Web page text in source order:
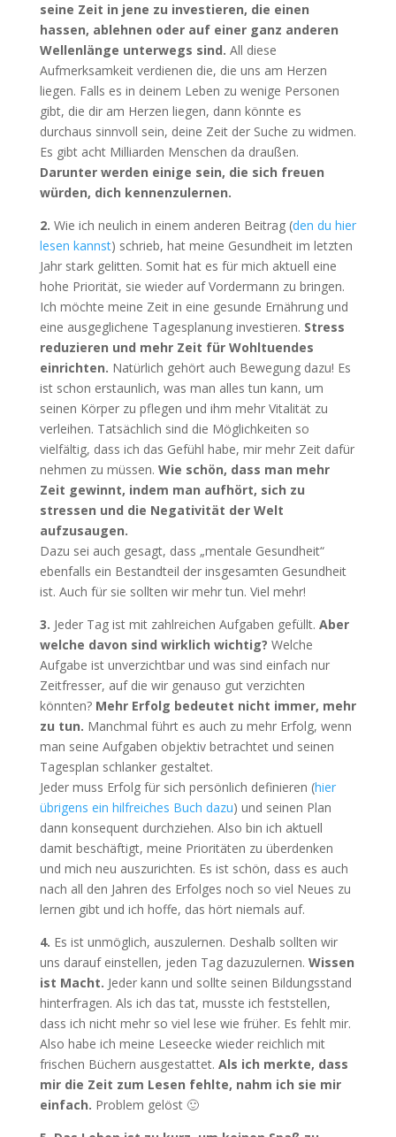
seine Zeit in jene zu investieren, die einen
hassen, ablehnen oder auf einer ganz anderen
Wellenlänge unterwegs sind. All diese
Aufmerksamkeit verdienen die, die uns am Herzen
liegen. Falls es in deinem Leben zu wenige Personen
gibt, die dir am Herzen liegen, dann könnte es
durchaus sinnvoll sein, deine Zeit der Suche zu widmen.
Es gibt acht Milliarden Menschen da draußen.
Darunter werden einige sein, die sich freuen
würden, dich kennenzulernen.
2. Wie ich neulich in einem anderen Beitrag (den du hier
lesen kannst) schrieb, hat meine Gesundheit im letzten
Jahr stark gelitten. Somit hat es für mich aktuell eine
hohe Priorität, sie wieder auf Vordermann zu bringen.
Ich möchte meine Zeit in eine gesunde Ernährung und
eine ausgeglichene Tagesplanung investieren. Stress
reduzieren und mehr Zeit für Wohltuendes
einrichten. Natürlich gehört auch Bewegung dazu! Es
ist schon erstaunlich, was man alles tun kann, um
seinen Körper zu pflegen und ihm mehr Vitalität zu
verleihen. Tatsächlich sind die Möglichkeiten so
vielfältig, dass ich das Gefühl habe, mir mehr Zeit dafür
nehmen zu müssen. Wie schön, dass man mehr
Zeit gewinnt, indem man aufhört, sich zu
stressen und die Negativität der Welt
aufzusaugen.
Dazu sei auch gesagt, dass „mentale Gesundheit“
ebenfalls ein Bestandteil der insgesamten Gesundheit
ist. Auch für sie sollten wir mehr tun. Viel mehr!
3. Jeder Tag ist mit zahlreichen Aufgaben gefüllt. Aber
welche davon sind wirklich wichtig? Welche
Aufgabe ist unverzichtbar und was sind einfach nur
Zeitfresser, auf die wir genauso gut verzichten
könnten? Mehr Erfolg bedeutet nicht immer, mehr
zu tun. Manchmal führt es auch zu mehr Erfolg, wenn
man seine Aufgaben objektiv betrachtet und seinen
Tagesplan schlanker gestaltet.
Jeder muss Erfolg für sich persönlich definieren (hier
übrigens ein hilfreiches Buch dazu) und seinen Plan
dann konsequent durchziehen. Also bin ich aktuell
damit beschäftigt, meine Prioritäten zu überdenken
und mich neu auszurichten. Es ist schön, dass es auch
nach all den Jahren des Erfolges noch so viel Neues zu
lernen gibt und ich hoffe, das hört niemals auf.
4. Es ist unmöglich, auszulernen. Deshalb sollten wir
uns darauf einstellen, jeden Tag dazuzulernen. Wissen
ist Macht. Jeder kann und sollte seinen Bildungsstand
hinterfragen. Als ich das tat, musste ich feststellen,
dass ich nicht mehr so viel lese wie früher. Es fehlt mir.
Also habe ich meine Leseecke wieder reichlich mit
frischen Büchern ausgestattet. Als ich merkte, dass
mir die Zeit zum Lesen fehlte, nahm ich sie mir
einfach. Problem gelöst 🙂